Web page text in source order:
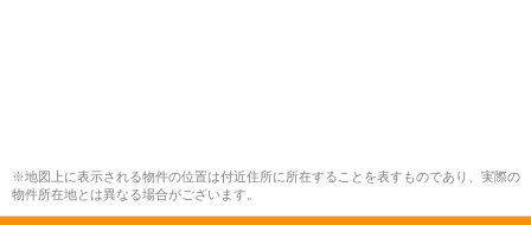
※地図上に表示される物件の位置は付近住所に所在することを表すものであり、実際の
物件所在地とは異なる場合がございます。